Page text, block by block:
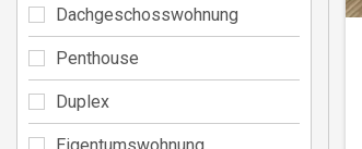
Dachgeschosswohnung
Penthouse
Duplex
Eigentumswohnung